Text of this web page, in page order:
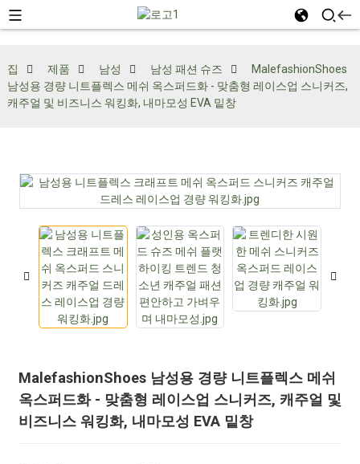
집 제품 남성 남성 패션 슈즈
MalefashionShoes
남성용 경량 니트플렉스 메쉬 옥스퍼드화 - 맞춤형 레이스업 스니커즈,
캐주얼 및 비즈니스 워킹화, 내마모성 EVA 밑창
MalefashionShoes 남성용 경량 니트플렉스 메쉬
옥스퍼드화 - 맞춤형 레이스업 스니커즈, 캐주얼 및
비즈니스 워킹화, 내마모성 EVA 밑창